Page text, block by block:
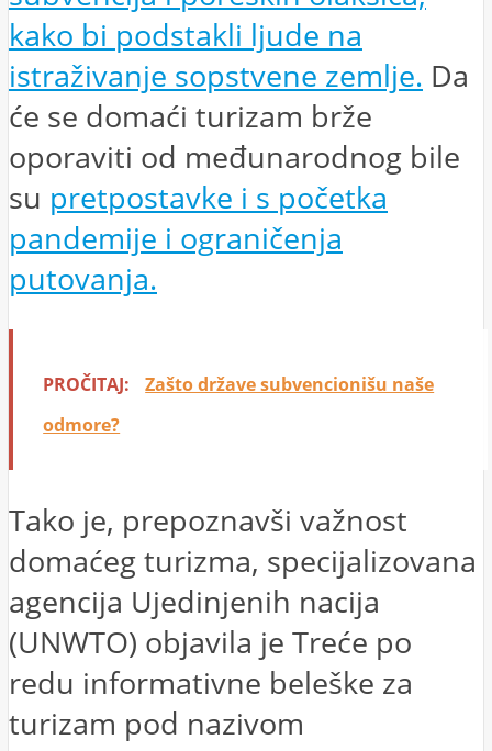
kako bi podstakli ljude na
istraživanje sopstvene zemlje. Da
će se domaći turizam brže
oporaviti od međunarodnog bile
su pretpostavke i s početka
pandemije i ograničenja
putovanja.
PROČITAJ:
Zašto države subvencionišu naše
odmore?
Tako je, prepoznavši važnost
domaćeg turizma, specijalizovana
agencija Ujedinjenih nacija
(UNWTO) objavila je Treće po
redu informativne beleške za
turizam pod nazivom